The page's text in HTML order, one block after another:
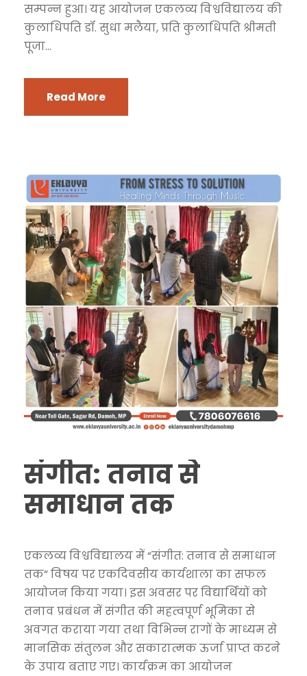
सम्पन्न हुआ। यह आयोजन एकलव्य विश्वविद्यालय की
कुलाधिपति डॉ. सुधा मलैया, प्रति कुलाधिपति श्रीमती
पूजा...
Read More
संगीत: तनाव से
समाधान तक
एकलव्य विश्वविद्यालय में “संगीत: तनाव से समाधान
तक” विषय पर एकदिवसीय कार्यशाला का सफल
आयोजन किया गया। इस अवसर पर विद्यार्थियों को
तनाव प्रबंधन में संगीत की महत्वपूर्ण भूमिका से
अवगत कराया गया तथा विभिन्न रागों के माध्यम से
मानसिक संतुलन और सकारात्मक ऊर्जा प्राप्त करने
के उपाय बताए गए। कार्यक्रम का आयोजन